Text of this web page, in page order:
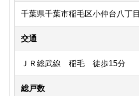
千葉県千葉市稲毛区小仲台八丁目
交通
ＪＲ総武線 稲毛 徒歩15分
総戸数